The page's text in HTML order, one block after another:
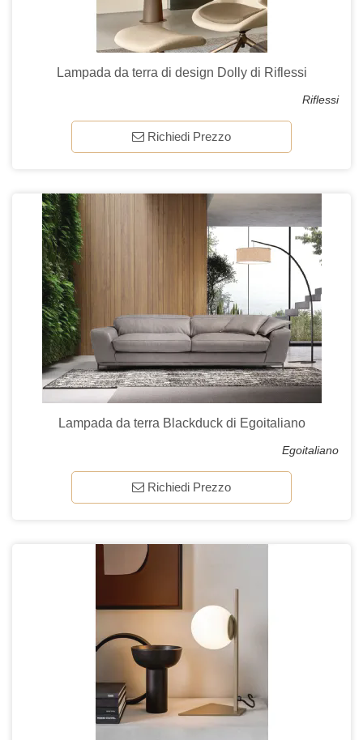
Lampada da terra di design Dolly di Riflessi
Riflessi
Richiedi Prezzo
Lampada da terra Blackduck di Egoitaliano
Egoitaliano
Richiedi Prezzo